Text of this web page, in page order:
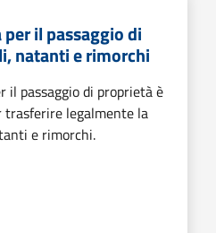
il passaggio di
natanti e rimorchi
il passaggio di proprietà è
trasferire legalmente la
e rimorchi.